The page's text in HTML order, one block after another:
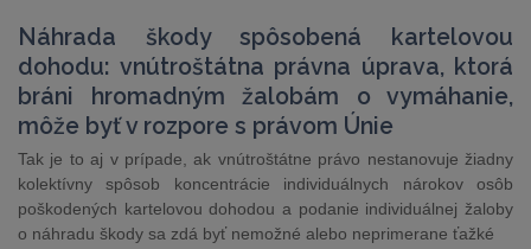
Náhrada škody spôsobená kartelovou
dohodu: vnútroštátna právna úprava, ktorá
bráni hromadným žalobám o vymáhanie,
môže byť v rozpore s právom Únie
Tak je to aj v prípade, ak vnútroštátne právo nestanovuje žiadny
kolektívny spôsob koncentrácie individuálnych nárokov osôb
poškodených kartelovou dohodou a podanie individuálnej žaloby
o náhradu škody sa zdá byť nemožné alebo neprimerane ťažké